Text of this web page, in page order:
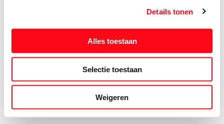
Details tonen
Alles toestaan
Selectie toestaan
Weigeren
Prijs- en tekstwijzigingen onder voorbehoud. Aanbiedingen op deze